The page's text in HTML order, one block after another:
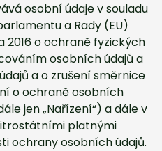
osobní údaje v souladu
a Rady (EU)
2016 o ochraně fyzických
osobních údajů a
a o zrušení směrnice
o ochraně osobních
jen „Nařízení“) a dále v
platnými
ochrany osobních údajů.